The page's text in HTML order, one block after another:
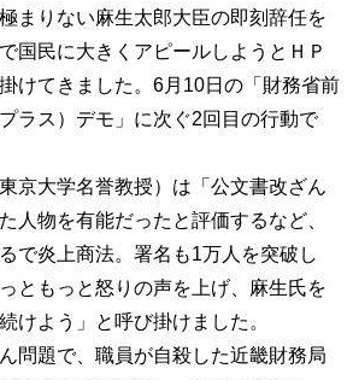
まりない麻生太郎大臣の即刻辞任を
国民に大きくアピールしようとＨＰ
けてきました。6月10日の「財務省前
ラス）デモ」に次ぐ2回目の行動で
京大学名誉教授）は「公文書改ざん
人物を有能だったと評価するなど、
で炎上商法。署名も1万人を突破し
ともっと怒りの声を上げ、麻生氏を
けよう」と呼び掛けました。
問題で、職員が自殺した近畿財務局